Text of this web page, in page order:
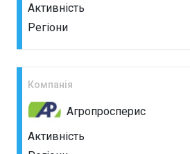
Активність
Регіони
Компанія
Агропросперис
Активність